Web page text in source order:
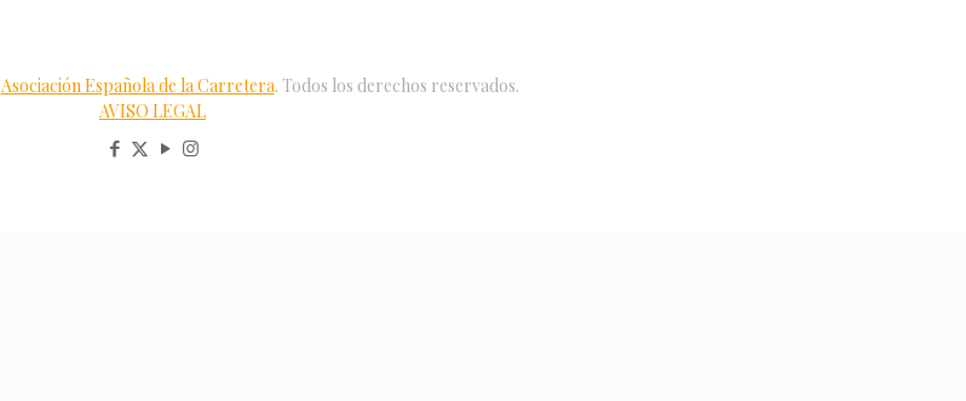
Asociación Española de la Carretera. Todos los derechos reservados.
AVISO LEGAL